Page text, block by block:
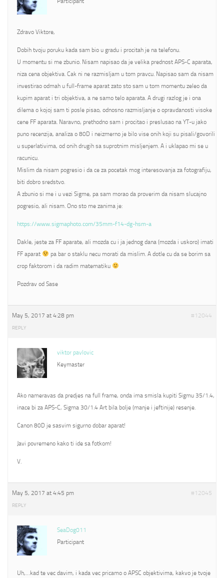
Zdravo Viktore,
Dobih tvoju poruku kada sam bio u gradu i procitah je na telefonu.
U momentu si me zbunio. Nisam napisao da je velika prednost APS-C aparata,
niza cena objektiva. Cak ni ne razmisljam u tom pravcu. Napisao sam da nisam
investirao odmah u full-frame aparat zato sto sam u tom momentu zeleo da
kupim aparat i tri objektiva, a ne samo telo aparata. A drugi razlog je i ona
dilema o kojoj sam ti posle pisao, odnosno razmisljanje o opravdanosti visoke
cene FF aparata. Naravno, prethodno sam i procitao i preslusao na YT-u jako
puno recenzija, analiza o 80D i neizmerno je bilo vise onih koji su pisali/govorili
u superlativima, od onih drugih sa suprotnim misljenjem. A i uklapao mi se u
racunicu.
Mislim da nisam pogresio i da ce za pocetak mog interesovanja za fotografiju,
biti dobro sredstvo.
A zbunio si me i u vezi Sigme, pa sam morao da proverim da nisam slucajno
pogresio, ali nisam. Ono sto me zanima je:
https://www.sigmaphoto.com/35mm-f14-dg-hsm-a
Dakle, jeste za FF aparate, ali mozda cu i ja jednog dana (mozda i uskoro) imati
FF aparat
pa bar o staklu necu morati da mislim. A dotle cu da se borim sa
crop faktorom i da radim matematiku
Pozdrav od Sase
May 5, 2017 at 4:28 pm #12044
REPLY
viktor pavlovic
Keymaster
Ako nameravas da predjes na full frame, onda ima smisla kupiti Sigmu 35/1.4,
inace bi za APS-C, Sigma 30/1.4 Art bila bolje (manje i jeftinije) resenje.
Canon 80D je sasvim sigurno dobar aparat!
Javi povremeno kako ti ide sa fotkom!
V.
May 5, 2017 at 4:45 pm #12045
REPLY
SeaDog011
Participant
Uh,…kad te vec davim, i kada vec pricamo o APSC objektivima, kakvo je tvoje